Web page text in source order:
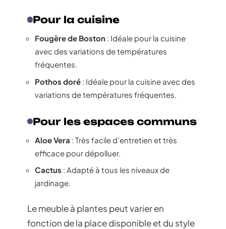
Pour la cuisine
Fougère de Boston : Idéale pour la cuisine
avec des variations de températures
fréquentes.
Pothos doré : Idéale pour la cuisine avec des
variations de températures fréquentes.
Pour les espaces communs
Aloe Vera : Très facile d’entretien et très
efficace pour dépolluer.
Cactus : Adapté à tous les niveaux de
jardinage.
Le meuble à plantes peut varier en
fonction de la place disponible et du style